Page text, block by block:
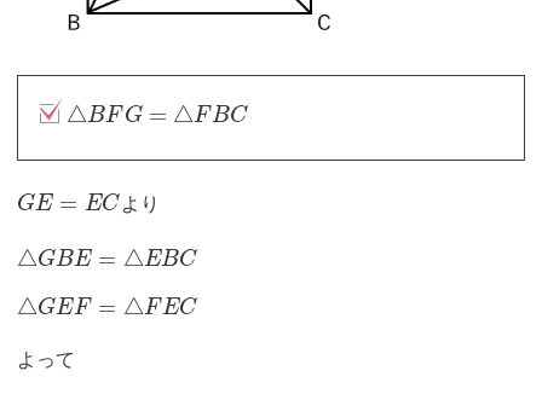
△BFG = △FBC
GE = EC より
△GBE = △EBC
△GEF = △F EC
よって